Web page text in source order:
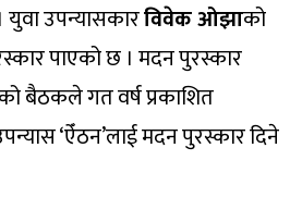
उपन्यासकारविवेक ओझाको
पाएको छ । मदन पुरस्कार
बैठकले गत वर्ष प्रकाशित
‘ऐँठन’लाई मदन पुरस्कार दिने